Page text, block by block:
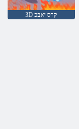
3D קרס יאבכ